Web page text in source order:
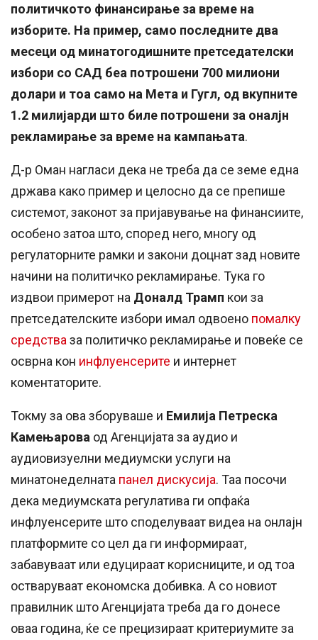
политичкото финансирање за време на
изборите. На пример, само последните два
месеци од минатогодишните претседателски
избори со САД беа потрошени 700 милиони
долари и тоа само на Мета и Гугл, од вкупните
1.2 милијарди што биле потрошени за оналјн
рекламирање за време на кампањата.
Д-р Оман нагласи дека не треба да се земе една
држава како пример и целосно да се препише
системот, законот за пријавување на финансиите,
особено затоа што, според него, многу од
регулаторните рамки и закони доцнат зад новите
начини на политичко рекламирање. Тука го
издвои примерот на Доналд Трамп кои за
претседателските избори имал одвоено помалку
средстваза политичко рекламирање и повеќе се
осврна кон инфлуенсерите и интернет
коментаторите.
Токму за ова зборуваше и Емилија Петреска
Камењарова од Агенцијата за аудио и
аудиовизуелни медиумски услуги на
минатонеделната панел дискусија. Таа посочи
дека медиумската регулатива ги опфаќа
инфлуенсерите што споделуваат видеа на онлајн
платформите со цел да ги информираат,
забавуваат или едуцираат корисниците, и од тоа
остваруваат економска добивка. А со новиот
правилник што Агенцијата треба да го донесе
оваа година, ќе се прецизираат критериумите за